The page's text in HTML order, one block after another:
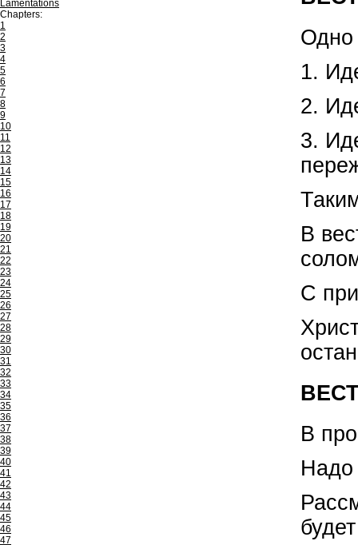
Lamentations
Chapters:
1
2
3
4
5
6
7
8
9
10
11
12
13
14
15
16
17
18
19
20
21
22
23
24
25
26
27
28
29
30
31
32
33
34
35
36
37
38
39
40
41
42
43
44
45
46
47
Одно
1.
2.
3.
В
С
В
Надо